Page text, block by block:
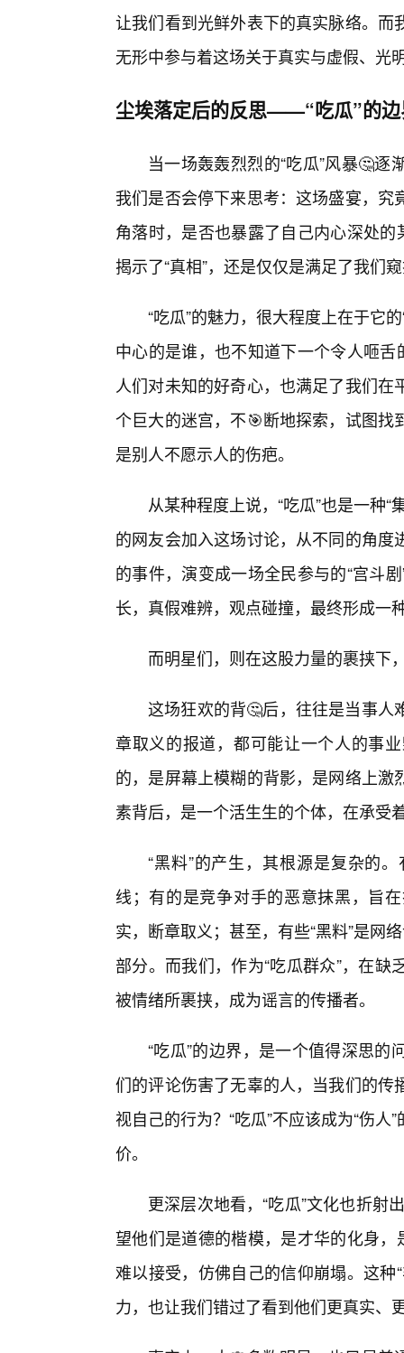
让我们看到光鲜外表下的真实脉络。
无形中参与着这场关于真实与虚假、光
尘埃落定后的反思——“吃瓜”的边
当一场轰轰烈烈的“吃瓜”风暴🤔
我们是否会停下来思考：这场盛宴，
角落时，是否也暴露了自己内心深处
揭示了“真相”，还是仅仅是满足了我们
“吃瓜”的魅力，很大程度上在于它
中心的是谁，也不知道下一个令人咂
人们对未知的好奇心，也满足了我们
个巨大的迷宫，不🎯断地探索，试图
是别人不愿示人的伤疤。
从某种程度上说，“吃瓜”也是一种
的网友会加入这场讨论，从不同的角
的事件，演变成一场全民参与的“宫斗
长，真假难辨，观点碰撞，最终形成一
而明星们，则在这股力量的裹挟下
这场狂欢的背🤔后，往往是当事人
章取义的报道，都可能让一个人的事
的，是屏幕上模糊的背影，是网络上
素背后，是一个活生生的个体，在承受
“黑料”的产生，其根源是复杂的
线；有的是竞争对手的恶意抹黑，旨
实，断章取义；甚至，有些“黑料”是网
部分。而我们，作为“吃瓜群众”，在
被情绪所裹挟，成为谣言的传播者。
“吃瓜”的边界，是一个值得深思
们的评论伤害了无辜的人，当我们的
视自己的行为？“吃瓜”不应该成为“伤
价。
更深层次地看，“吃瓜”文化也折射
望他们是道德的楷模，是才华的化身
难以接受，仿佛自己的信仰崩塌。这
力，也让我们错过了看到他们更真实、